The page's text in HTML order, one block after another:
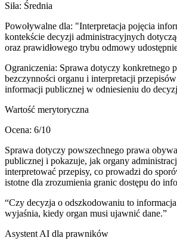
Siła: Średnia
Powoływalne dla: "Interpretacja pojęcia
kontekście decyzji administracyjnych
oraz prawidłowego trybu odmowy
Ograniczenia: Sprawa dotyczy konkretnego
bezczynności organu i interpretacji
informacji publicznej w odniesieniu do
Wartość merytoryczna
Ocena: 6/10
Sprawa dotyczy powszechnego prawa
publicznej i pokazuje, jak organy
interpretować przepisy, co prowadzi do
istotne dla zrozumienia granic dostępu do
“Czy decyzja o odszkodowaniu to
wyjaśnia, kiedy organ musi ujawnić dane.”
Asystent AI dla prawników